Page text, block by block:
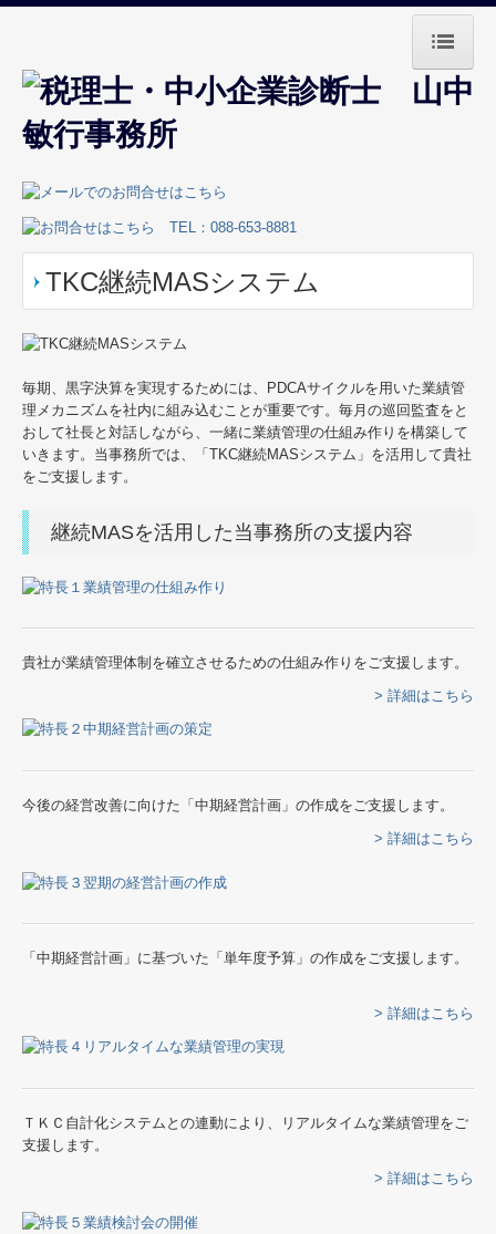
ホーム
事務所紹介
業務案内
お問合せ
採用メッセージ
TKC継続MASシステム
毎期、黒字決算を実現するためには、PDCAサイクルを用いた業績管
理メカニズムを社内に組み込むことが重要です。毎月の巡回監査をと
おして社長と対話しながら、一緒に業績管理の仕組み作りを構築して
いきます。当事務所では、「TKC継続MASシステム」を活用して貴社
をご支援します。
継続MASを活用した当事務所の支援内容
貴社が業績管理体制を確立させるための仕組み作りをご支援します。
> 詳細はこちら
今後の経営改善に向けた「中期経営計画」の作成をご支援します。
> 詳細はこちら
「中期経営計画」に基づいた「単年度予算」の作成をご支援します。
> 詳細はこちら
ＴＫＣ自計化システムとの連動により、リアルタイムな業績管理をご
支援します。
> 詳細はこちら